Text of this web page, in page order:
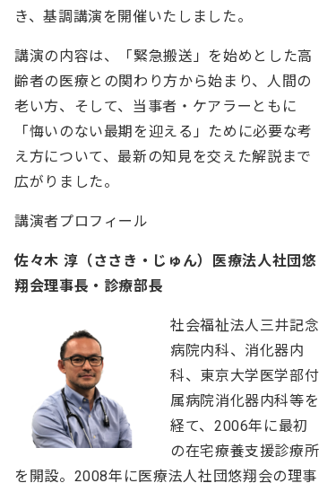
き、基調講演を開催いたしました。
講演の内容は、「緊急搬送」を始めとした高
齢者の医療との関わり方から始まり、人間の
老い方、そして、当事者・ケアラーともに
「悔いのない最期を迎える」ために必要な考
え方について、最新の知見を交えた解説まで
広がりました。
講演者プロフィール
佐々木 淳（ささき・じゅん）医療法人社団悠
翔会理事長・診療部長
社会福祉法人三井記念
病院内科、消化器内
科、東京大学医学部付
属病院消化器内科等を
経て、2006年に最初
の在宅療養支援診療所
を開設。2008年に医療法人社団悠翔会の理事